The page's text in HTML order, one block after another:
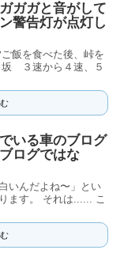
ガガと音がして
警告灯が点灯し
飯を食べた後、峠を
坂 ３速から４速、５
いる車のブログ
ログではな
いんだよね〜」とい
ます。 それは...... こ